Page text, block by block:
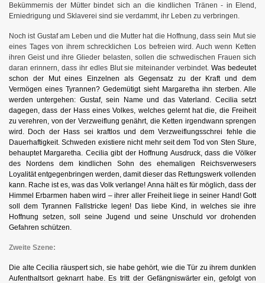
Bekümmernis der Mütter bindet sich an die kindlichen Tränen - in Elend,
Erniedrigung und Sklaverei sind sie verdammt, ihr Leben zu verbringen.
Noch ist Gustaf am Leben und die Mutter hat die Hoffnung, dass sein Mut sie
eines Tages von ihrem schrecklichen Los befreien wird. Auch wenn Ketten
ihren Geist und ihre Glieder belasten, sollen die schwedischen Frauen sich
daran erinnern, dass ihr edles Blut sie miteinander verbindet. Was bedeutet
schon der Mut eines Einzelnen als Gegensatz zu der Kraft und dem
Vermögen eines Tyrannen? Gedemütigt sieht Margaretha ihn sterben. Alle
werden untergehen: Gustaf, sein Name und das Vaterland. Cecilia setzt
dagegen, dass der Hass eines Volkes, welches gelernt hat die, die Freiheit
zu verehren, von der Verzweiflung genährt, die Ketten irgendwann sprengen
wird. Doch der Hass sei kraftlos und dem Verzweiflungsschrei fehle die
Dauerhaftigkeit. Schweden existiere nicht mehr seit dem Tod von Sten Sture,
behauptet Margaretha. Cecilia gibt der Hoffnung Ausdruck, dass die Völker
des Nordens dem kindlichen Sohn des ehemaligen Reichsverwesers
Loyalität entgegenbringen werden, damit dieser das Rettungswerk vollenden
kann. Rache ist es, was das Volk verlange! Anna hält es für möglich, dass der
Himmel Erbarmen haben wird – ihrer aller Freiheit liege in seiner Hand! Gott
soll dem Tyrannen Fallstricke legen! Das liebe Kind, in welches sie ihre
Hoffnung setzen, soll seine Jugend und seine Unschuld vor drohenden
Gefahren schützen.
Zweite Szene:
Die alte Cecilia räuspert sich, sie habe gehört, wie die Tür zu ihrem dunklen
Aufenthaltsort geknarrt habe. Es tritt der Gefängniswärter ein, gefolgt von